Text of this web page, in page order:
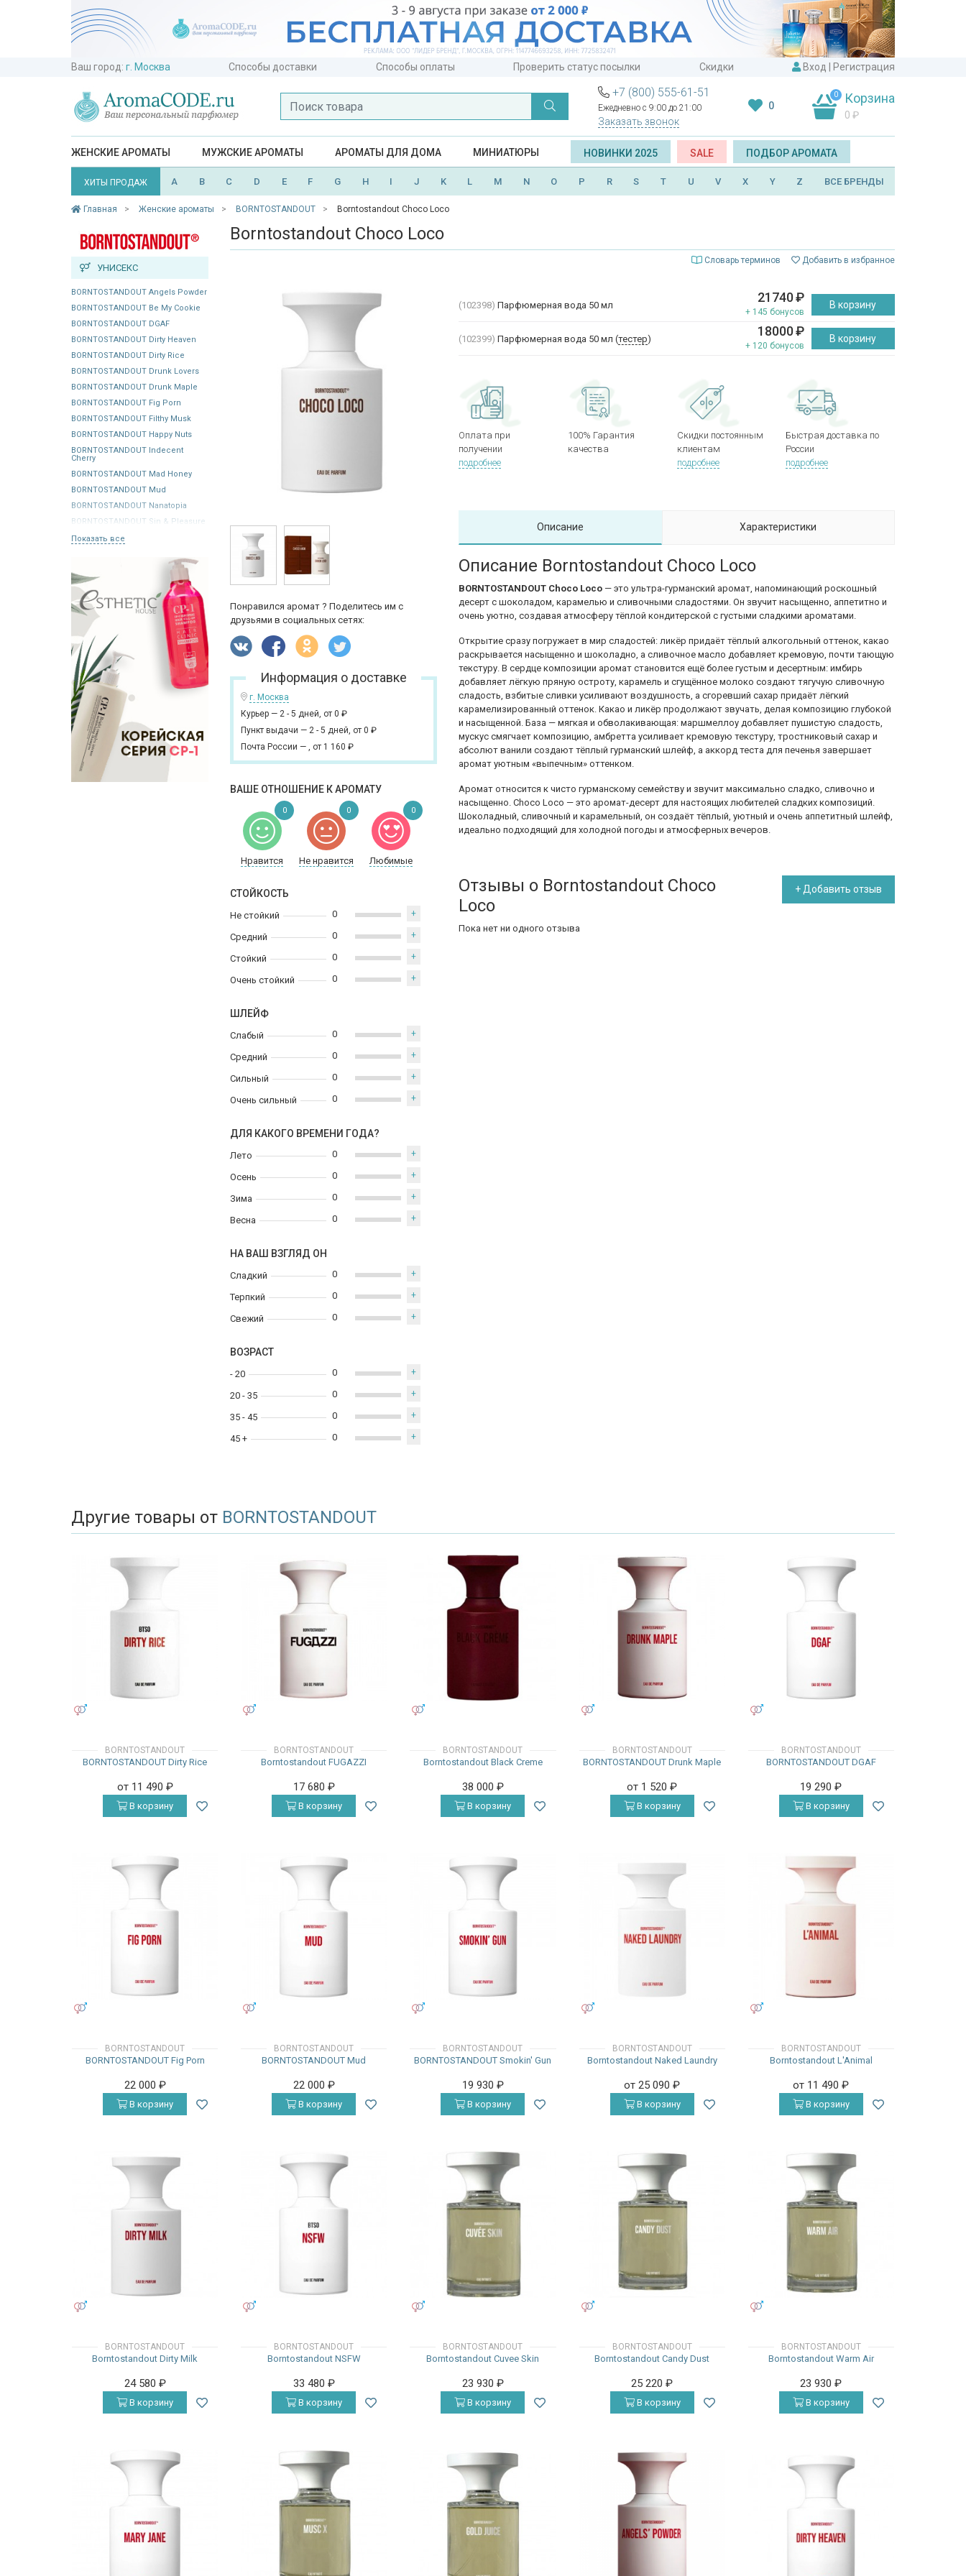
Ваш город: г. Москва Способы доставки Способы оплаты Проверить статус посылки Скидки Вход Регистрация
+7 (800) 555-61-51
Ежедневно с 9:00 до 21:00
Заказать звонок
0
0 Корзина
0 ₽
ЖЕНСКИЕ АРОМАТЫ МУЖСКИЕ АРОМАТЫ АРОМАТЫ ДЛЯ ДОМА МИНИАТЮРЫ НОВИНКИ 2025 SALE ПОДБОР АРОМАТА
ХИТЫ ПРОДАЖ A B C D E F G H I J K L M N O P R S T U V X Y Z ВСЕ БРЕНДЫ
Главная Женские ароматы BORNTOSTANDOUT Borntostandout Choco Loco
УНИСЕКС
BORNTOSTANDOUT Angels Powder
BORNTOSTANDOUT Be My Cookie
BORNTOSTANDOUT DGAF
BORNTOSTANDOUT Dirty Heaven
BORNTOSTANDOUT Dirty Rice
BORNTOSTANDOUT Drunk Lovers
BORNTOSTANDOUT Drunk Maple
BORNTOSTANDOUT Fig Porn
BORNTOSTANDOUT Filthy Musk
BORNTOSTANDOUT Happy Nuts
BORNTOSTANDOUT Indecent
Cherry
BORNTOSTANDOUT Mad Honey
BORNTOSTANDOUT Mud
BORNTOSTANDOUT Nanatopia
BORNTOSTANDOUT Sin & Pleasure
Показать все
Borntostandout Choco Loco
Словарь терминов Добавить в избранное
Понравился аромат ? Поделитесь им с
друзьями в социальных сетях:
Информация о доставке
г. Москва
Курьер — 2 - 5 дней, от 0 ₽
Пункт выдачи — 2 - 5 дней, от 0 ₽
Почта России — , от 1 160 ₽
ВАШЕ ОТНОШЕНИЕ К АРОМАТУ
Нравится Не нравится Любимые
0 0 0
СТОЙКОСТЬ
Не стойкий
Средний
Стойкий
Очень стойкий
0 +
0 +
0 +
0 +
ШЛЕЙФ
Слабый
Средний
Сильный
Очень сильный
0 +
0 +
0 +
0 +
ДЛЯ КАКОГО ВРЕМЕНИ ГОДА?
Лето
Осень
Зима
Весна
0 +
0 +
0 +
0 +
НА ВАШ ВЗГЛЯД ОН
Сладкий
Терпкий
Свежий
0 +
0 +
0 +
ВОЗРАСТ
- 20
20 - 35
35 - 45
45 +
0 +
0 +
0 +
0 +
(102398) Парфюмерная вода 50 мл 21740₽
+ 145 бонусов
В корзину
(102399) Парфюмерная вода 50 мл (тестер) 18000₽
+ 120 бонусов
В корзину
Оплата при
получении
подробнее
100% Гарантия
качества
Скидки постоянным
клиентам
подробнее
Быстрая доставка по
России
подробнее
Описание Характеристики
Описание Borntostandout Choco Loco
BORNTOSTANDOUT Choco Loco — это ультра-гурманский аромат, напоминающий роскошный
десерт с шоколадом, карамелью и сливочными сладостями. Он звучит насыщенно, аппетитно и
очень уютно, создавая атмосферу тёплой кондитерской с густыми сладкими ароматами.
Открытие сразу погружает в мир сладостей: ликёр придаёт тёплый алкогольный оттенок, какао
раскрывается насыщенно и шоколадно, а сливочное масло добавляет кремовую, почти тающую
текстуру. В сердце композиции аромат становится ещё более густым и десертным: имбирь
добавляет лёгкую пряную остроту, карамель и сгущённое молоко создают тягучую сливочную
сладость, взбитые сливки усиливают воздушность, а сгоревший сахар придаёт лёгкий
карамелизированный оттенок. Какао и ликёр продолжают звучать, делая композицию глубокой
и насыщенной. База — мягкая и обволакивающая: маршмеллоу добавляет пушистую сладость,
мускус смягчает композицию, амбретта усиливает кремовую текстуру, тростниковый сахар и
абсолют ванили создают тёплый гурманский шлейф, а аккорд теста для печенья завершает
аромат уютным «выпечным» оттенком.
Аромат относится к чисто гурманскому семейству и звучит максимально сладко, сливочно и
насыщенно. Choco Loco — это аромат-десерт для настоящих любителей сладких композиций.
Шоколадный, сливочный и карамельный, он создаёт тёплый, уютный и очень аппетитный шлейф,
идеально подходящий для холодной погоды и атмосферных вечеров.
Отзывы о Borntostandout Choco
Loco
+ Добавить отзыв
Пока нет ни одного отзыва
Другие товары от BORNTOSTANDOUT
BORNTOSTANDOUT
BORNTOSTANDOUT Dirty Rice
от 11 490 ₽
В корзину
BORNTOSTANDOUT
Borntostandout FUGAZZI
17 680 ₽
В корзину
BORNTOSTANDOUT
Borntostandout Black Creme
38 000 ₽
В корзину
BORNTOSTANDOUT
BORNTOSTANDOUT Drunk Maple
от 1 520₽
В корзину
BORNTOSTANDOUT
BORNTOSTANDOUT DGAF
19 290₽
В корзину
BORNTOSTANDOUT
BORNTOSTANDOUT Fig Porn
22 000 ₽
В корзину
BORNTOSTANDOUT
BORNTOSTANDOUT Mud
22 000 ₽
В корзину
BORNTOSTANDOUT
BORNTOSTANDOUT Smokin' Gun
19 930 ₽
В корзину
BORNTOSTANDOUT
Borntostandout Naked Laundry
от 25 090₽
В корзину
BORNTOSTANDOUT
Borntostandout L'Animal
от 11 490₽
В корзину
BORNTOSTANDOUT
Borntostandout Dirty Milk
24 580 ₽
В корзину
BORNTOSTANDOUT
Borntostandout NSFW
33 480 ₽
В корзину
BORNTOSTANDOUT
Borntostandout Cuvee Skin
23 930 ₽
В корзину
BORNTOSTANDOUT
Borntostandout Candy Dust
25 220₽
В корзину
BORNTOSTANDOUT
Borntostandout Warm Air
23 930₽
В корзину